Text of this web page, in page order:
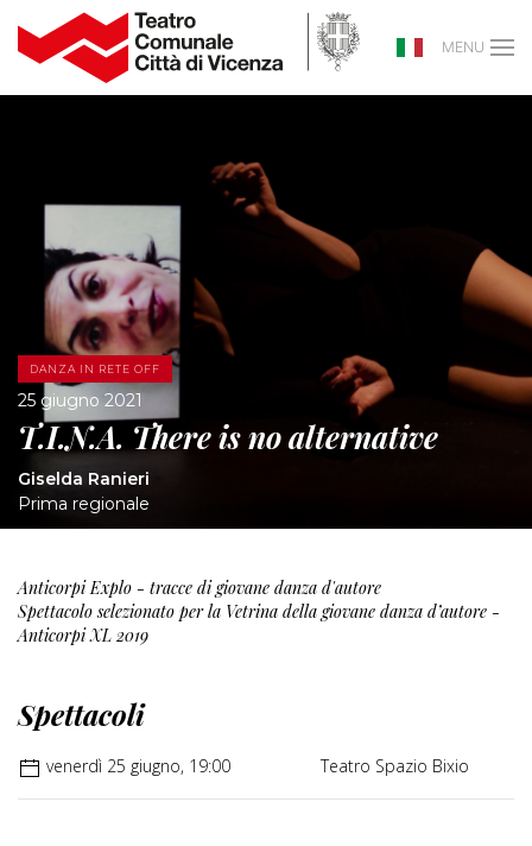
MENU
DANZA IN RETE OFF
25 giugno 2021
T.I.N.A. There is no alternative
Giselda Ranieri
Prima regionale
Anticorpi Explo - tracce di giovane danza d'autore
Spettacolo selezionato per la Vetrina della giovane danza d’autore -
Anticorpi XL 2019
Spettacoli
venerdì 25 giugno, 19:00 Teatro Spazio Bixio